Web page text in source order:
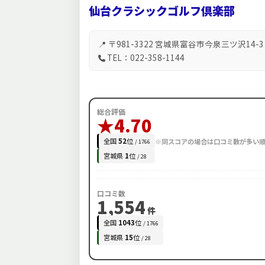
仙台クラシックゴルフ倶楽部
📍 〒981-3322 宮城県富谷市今泉三ツ沢14-3
TEL：022-358-1144
総合評価
★4.70
全国52位 / 1766
宮城県 1位 / 28
※同スコアの場合は口コミ数が多い
口コミ数
1,554件
全国 1043位 / 1766
宮城県 15位 / 28